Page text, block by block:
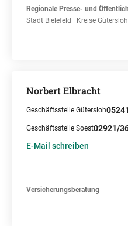
Regionale Presse- und
Stadt Bielefeld | Kreise
Norbert Elbracht
Geschäftsstelle Gütersloh
Geschäftsstelle Soest02921/
E-Mail schreiben
Versicherungsberatung